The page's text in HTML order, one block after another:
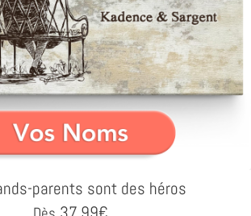
parents sont des héros